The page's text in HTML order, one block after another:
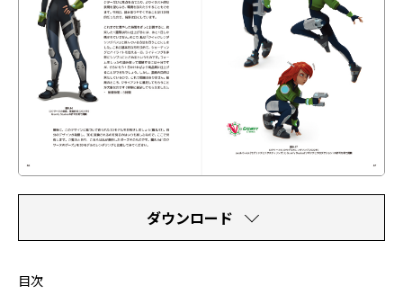
ダウンロード
目次